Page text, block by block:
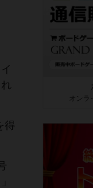
得
オン